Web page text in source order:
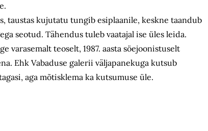
taustas kujutatu tungib esiplaanile, keskne taandub
seotud. Tähendus tuleb vaatajal ise üles leida.
varasemalt teoselt, 1987. aasta söejoonistuselt
Ehk Vabaduse galerii väljapanekuga kutsub
aga mõtisklema ka kutsumuse üle.